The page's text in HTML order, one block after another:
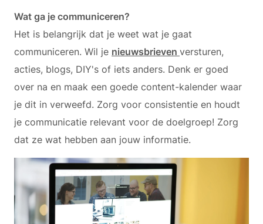
Wat ga je communiceren?
Het is belangrijk dat je weet wat je gaat
communiceren. Wil je nieuwsbrieven versturen,
acties, blogs, DIY's of iets anders. Denk er goed
over na en maak een goede content-kalender waar
je dit in verweefd. Zorg voor consistentie en houdt
je communicatie relevant voor de doelgroep! Zorg
dat ze wat hebben aan jouw informatie.